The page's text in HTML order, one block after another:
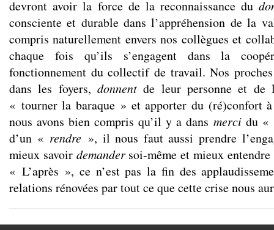
devront avoir la force de la reconnaissance du
consciente et durable dans l’appréhension de la
compris naturellement envers nos collègues et
chaque fois qu’ils s’engagent dans la
fonctionnement du collectif de travail. Nos
dans les foyers, donnent de leur personne et de
« tourner la baraque » et apporter du (ré)confort
nous avons bien compris qu’il y a dans mercidu «
d’un « rendre », il nous faut aussi prendre
mieux savoir demandersoi-même et mieux
« L’après », ce n’est pas la fin des
relations rénovées par tout ce que cette crise nous